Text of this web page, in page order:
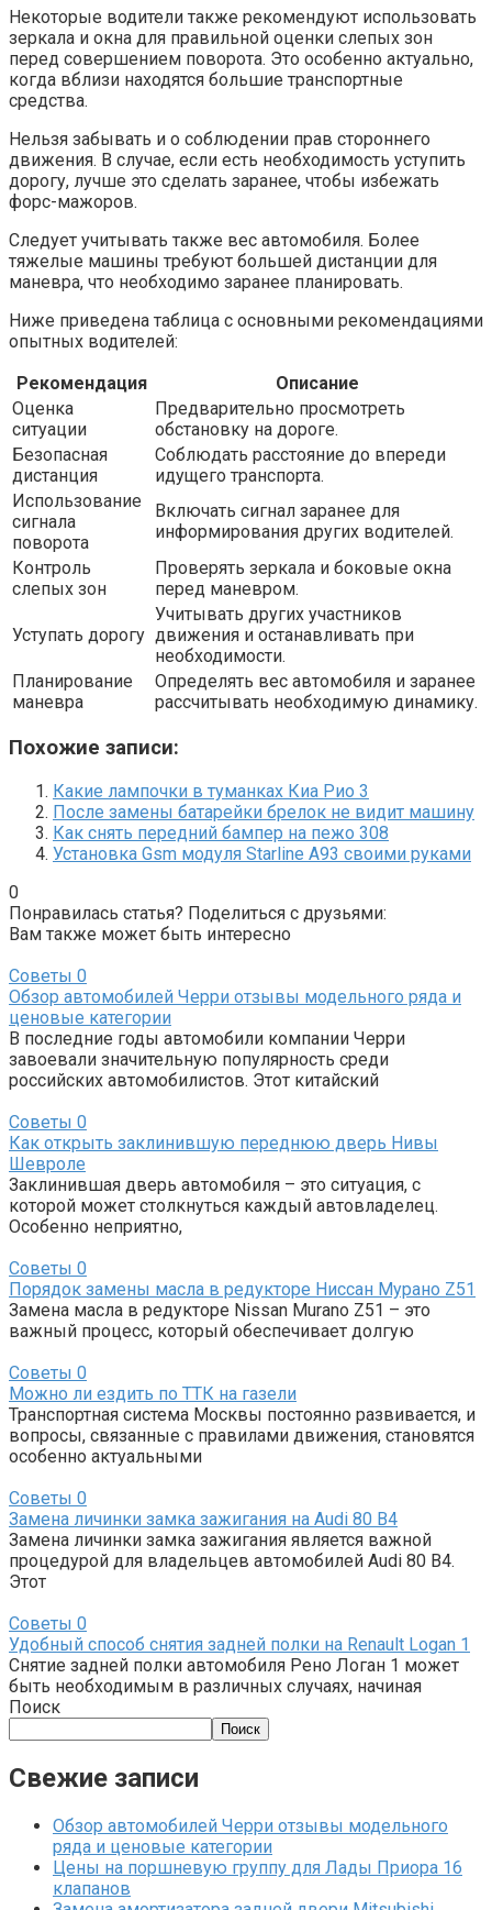
Некоторые водители также рекомендуют использовать
зеркала и окна для правильной оценки слепых зон
перед совершением поворота. Это особенно актуально,
когда вблизи находятся большие транспортные
средства.
Нельзя забывать и о соблюдении прав стороннего
движения. В случае, если есть необходимость уступить
дорогу, лучше это сделать заранее, чтобы избежать
форс-мажоров.
Следует учитывать также вес автомобиля. Более
тяжелые машины требуют большей дистанции для
маневра, что необходимо заранее планировать.
Ниже приведена таблица с основными рекомендациями
опытных водителей:
Рекомендация
Описание
Оценка
ситуации
Предварительно просмотреть
обстановку на дороге.
Безопасная
дистанция
Соблюдать расстояние до впереди
идущего транспорта.
Использование
сигнала
поворота
Включать сигнал заранее для
информирования других водителей.
Контроль
слепых зон
Проверять зеркала и боковые окна
перед маневром.
Уступать дорогу
Учитывать других участников
движения и останавливать при
необходимости.
Планирование
маневра
Определять вес автомобиля и заранее
рассчитывать необходимую динамику.
Похожие записи:
Какие лампочки в туманках Киа Рио 3
После замены батарейки брелок не видит машину
Как снять передний бампер на пежо 308
Установка Gsm модуля Starline A93 своими руками
0
Понравилась статья? Поделиться с друзьями:
Вам также может быть интересно
Советы 0
Обзор автомобилей Черри отзывы модельного ряда и
ценовые категории
В последние годы автомобили компании Черри
завоевали значительную популярность среди
российских автомобилистов. Этот китайский
Советы 0
Как открыть заклинившую переднюю дверь Нивы
Шевроле
Заклинившая дверь автомобиля – это ситуация, с
которой может столкнуться каждый автовладелец.
Особенно неприятно,
Советы 0
Порядок замены масла в редукторе Ниссан Мурано Z51
Замена масла в редукторе Nissan Murano Z51 – это
важный процесс, который обеспечивает долгую
Советы 0
Можно ли ездить по ТТК на газели
Транспортная система Москвы постоянно развивается, и
вопросы, связанные с правилами движения, становятся
особенно актуальными
Советы 0
Замена личинки замка зажигания на Audi 80 B4
Замена личинки замка зажигания является важной
процедурой для владельцев автомобилей Audi 80 B4.
Этот
Советы 0
Удобный способ снятия задней полки на Renault Logan 1
Снятие задней полки автомобиля Рено Логан 1 может
быть необходимым в различных случаях, начиная
Поиск
Поиск
Свежие записи
Обзор автомобилей Черри отзывы модельного
ряда и ценовые категории
Цены на поршневую группу для Лады Приора 16
клапанов